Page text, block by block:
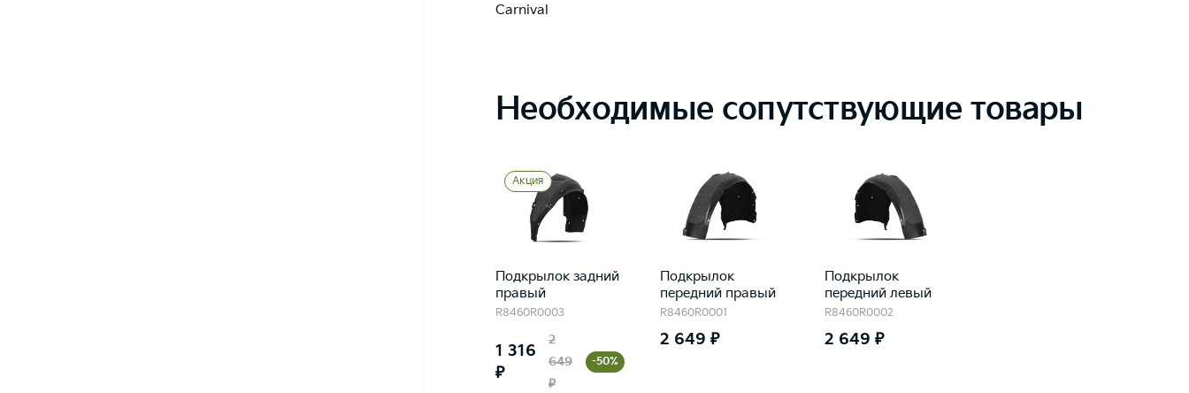
Carnival
Необходимые сопутствующие товары
Акция
Подкрылок задний
правый
R8460R0003
1 316
₽
2
649
₽
-50%
Подкрылок
передний правый
R8460R0001
2 649 ₽
Подкрылок
передний левый
R8460R0002
2 649 ₽